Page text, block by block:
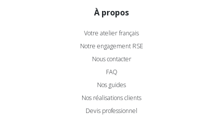
À propos
Votre atelier français
Notre engagement RSE
Nous contacter
FAQ
Nos guides
Nos réalisations clients
Devis professionnel